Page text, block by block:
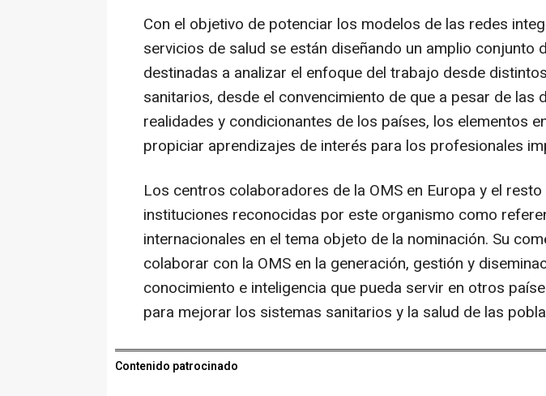
Con el objetivo de potenciar los modelos de las redes
servicios de salud se están diseñando un amplio conjunto
destinadas a analizar el enfoque del trabajo desde
sanitarios, desde el convencimiento de que a pesar de las
realidades y condicionantes de los países, los elementos
propiciar aprendizajes de interés para los profesionales
Los centros colaboradores de la OMS en Europa y el
instituciones reconocidas por este organismo como
internacionales en el tema objeto de la nominación. Su
colaborar con la OMS en la generación, gestión y
conocimiento e inteligencia que pueda servir en otros
para mejorar los sistemas sanitarios y la salud de las
Contenido patrocinado